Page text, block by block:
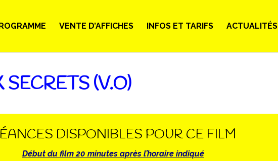
VENTE D’AFFICHES INFOS ET TARIFS ACTUALITÉS
(V.O)
DISPONIBLES POUR CE FILM
Début du film 20 minutes après l’horaire indiqué